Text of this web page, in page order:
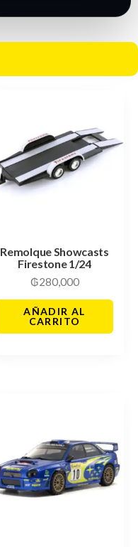
Remolque Showcasts
Firestone 1/24
₲280,000
AÑADIR AL
CARRITO